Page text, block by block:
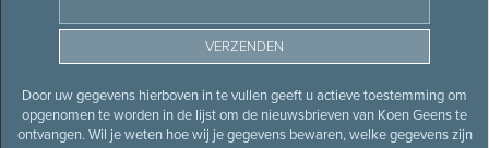
Door uw gegevens hierboven in te vullen geeft u actieve toestemming om
opgenomen te worden in de lijst om de nieuwsbrieven van Koen Geens te
ontvangen. Wil je weten hoe wij je gegevens bewaren, welke gegevens zijn